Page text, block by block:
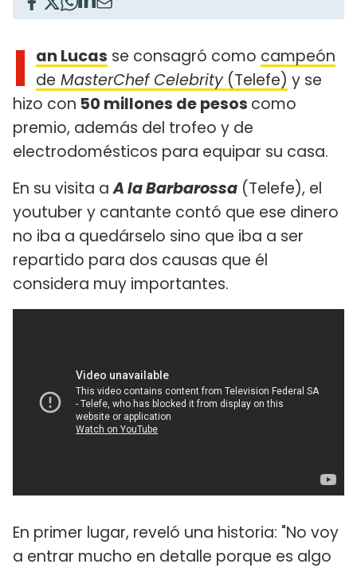
I an Lucas se consagró como campeón
de MasterChef Celebrity(Telefe) y se
hizo con 50 millones de pesos como
premio, además del trofeo y de
electrodomésticos para equipar su casa.
En su visita aA la Barbarossa (Telefe), el
youtuber y cantante contó que ese dinero
no iba a quedárselo sino que iba a ser
repartido para dos causas que él
considera muy importantes.
En primer lugar, reveló una historia: "No voy
a entrar mucho en detalle porque es algo